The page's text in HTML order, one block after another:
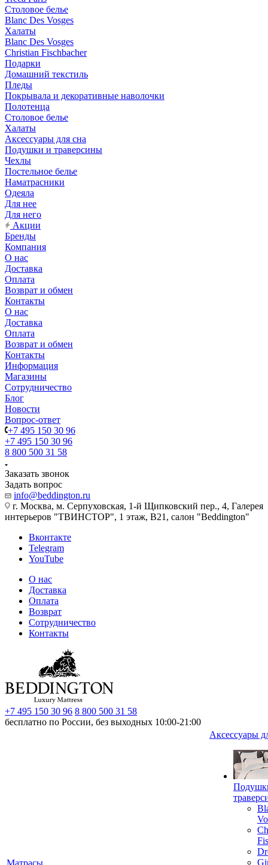
Столовое белье
Blanc Des Vosges
Халаты
Blanc Des Vosges
Christian Fischbacher
Подарки
Домашний текстиль
Пледы
Покрывала и декоративные наволочки
Полотенца
Столовое белье
Халаты
Аксессуары для сна
Подушки и траверсины
Чехлы
Постельное белье
Наматрасники
Одеяла
Для нее
Для него
Акции
Бренды
Компания
О нас
Доставка
Оплата
Возврат и обмен
Контакты
О нас
Доставка
Оплата
Возврат и обмен
Контакты
Информация
Магазины
Сотрудничество
Блог
Новости
Вопрос-ответ
+7 495 150 30 96
+7 495 150 30 96
8 800 500 31 58
Заказать звонок
Задать вопрос
info@beddington.ru
г. Москва, м. Серпуховская, 1-й Щипковский пер., 4, Галерея
интерьеров "ТВИНСТОР", 1 этаж, B21, салон "Beddington"
Вконтакте
Telegram
YouTube
О нас
Доставка
Оплата
Возврат
Сотрудничество
Контакты
+7 495 150 30 96 8 800 500 31 58
бесплатно по России, без выходных 10:00-21:00
Матрасы
Аксессуары